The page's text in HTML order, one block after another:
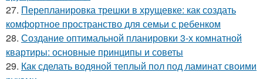
27. Перепланировка трешки в хрущевке: как создать
комфортное пространство для семьи с ребенком
28. Создание оптимальной планировки 3-х комнатной
квартиры: основные принципы и советы
29. Как сделать водяной теплый пол под ламинат своими